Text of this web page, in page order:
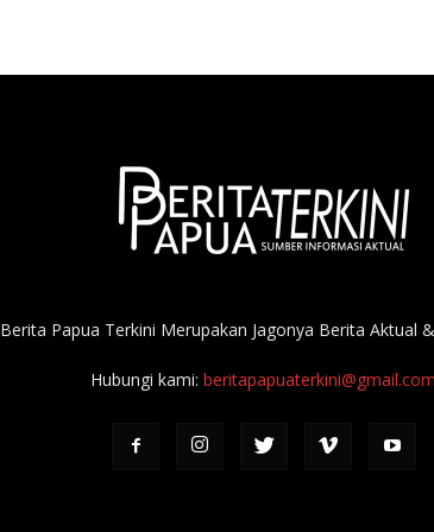
Berita Papua Terkini Merupakan Jagonya Berita Aktual
Hubungi kami:beritapapuaterkini@gmail.com